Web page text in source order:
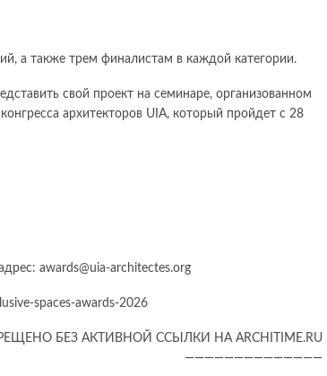
а также трем финалистам в каждой категории.
свой проект на семинаре, организованном
архитекторов UIA, который пройдет с 28
awards@uia-architectes.org
spaces-awards-2026
БЕЗ АКТИВНОЙ ССЫЛКИ НА ARCHITIME.RU
——————————————